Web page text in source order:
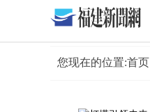
您现在的位置:首页